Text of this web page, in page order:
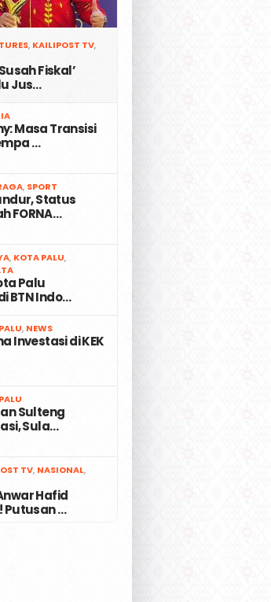
, KAILIPOST TV,
Fiskal’
Jus…
Masa Transisi
…
, SPORT
Status
FORNA…
, KOTA PALU,
Palu
BTN Indo…
, NEWS
Investasi di KEK
Sulteng
Sula…
TV, NASIONAL,
Hafid
Putusan …